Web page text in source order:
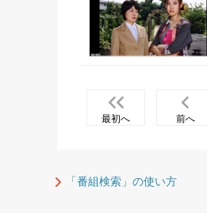
最初へ 前へ
「番組検索」の使い方